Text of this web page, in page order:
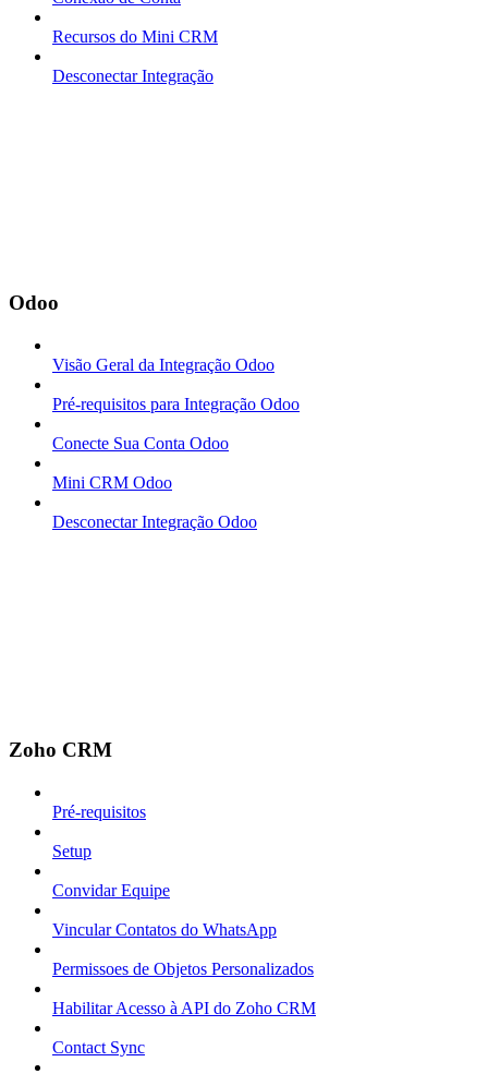
Recursos do Mini CRM
Desconectar Integração
Odoo
Visão Geral da Integração Odoo
Pré-requisitos para Integração Odoo
Conecte Sua Conta Odoo
Mini CRM Odoo
Desconectar Integração Odoo
Zoho CRM
Pré-requisitos
Setup
Convidar Equipe
Vincular Contatos do WhatsApp
Permissoes de Objetos Personalizados
Habilitar Acesso à API do Zoho CRM
Contact Sync